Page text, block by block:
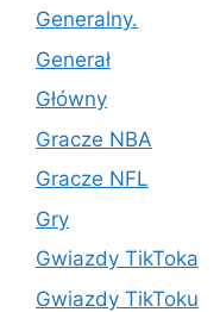
Generalny.
Generał
Główny
Gracze NBA
Gracze NFL
Gry
Gwiazdy TikToka
Gwiazdy TikToku